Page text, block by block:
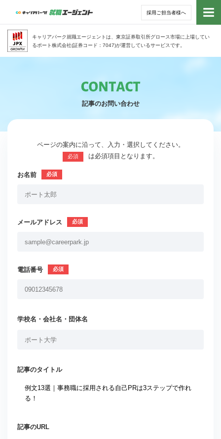
採用ご担当者様へ
キャリアパーク就職エージェントは、東京証券取引所グロース市場に上場してい
るポート株式会社(証券コード：7047)が運営しているサービスです。
トッ
記事のお問い合わせ
ページの案内に沿って、入力・選択してください。
必須 は必須項目となります。
お名前
メールアドレス
電話番号
学校名・会社名・団体名
記事のタイトル
記事のURL